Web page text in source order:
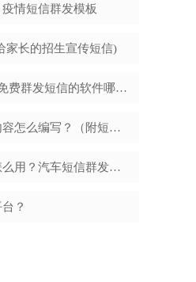
情短信群发模板
家长的招生宣传短信)
短信免费发送平台, 免费群发短信的软件哪个好
教育招生短信群发内容怎么编写？（附短信模板）
汽车行业短信行业怎么用？汽车短信群发内容怎么编辑？
？